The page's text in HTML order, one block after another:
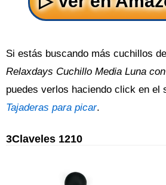
Si estás buscando más cuchillos
Relaxdays Cuchillo Media Luna
puedes verlos haciendo click en el
Tajaderas para picar.
3Claveles 1210